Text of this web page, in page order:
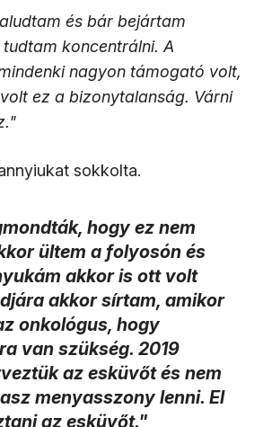
és bár bejártam
koncentrálni. A
nagyon támogató volt,
ez a bizonytalanság. Várni
sokkolta.
hogy ez nem
ültem a folyosón és
akkor is ott volt
akkor sírtam, amikor
onkológus, hogy
van szükség. 2019
az esküvőt és nem
menyasszony lenni. El
az esküvőt."